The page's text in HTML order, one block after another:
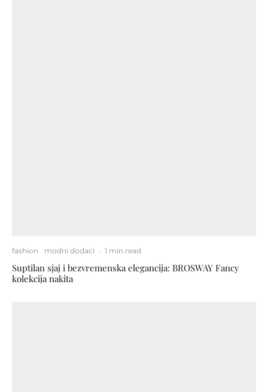
fashion modni dodaci · 1 min read
Suptilan sjaj i bezvremenska elegancija: BROSWAY Fancy
kolekcija nakita